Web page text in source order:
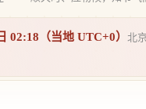
02:18（当地 UTC+0） 北